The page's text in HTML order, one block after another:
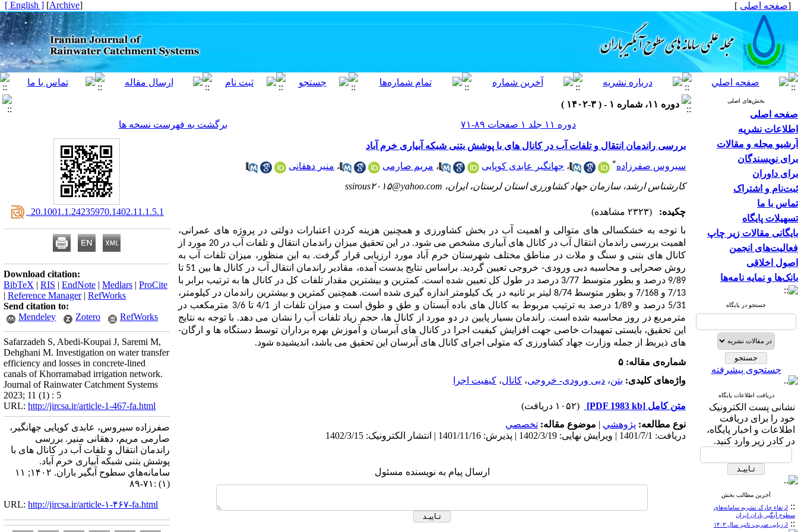
[صفحه اصلی ]
[
Archive
]
[ English ]
بخش‌های اصلی
صفحه اصلی
اطلاعات نشریه
آرشیو مجله و مقالات
برای نویسندگان
برای داوران
ثبت‌نام و اشتراک
تماس با ما
تسهیلات پایگاه
بایگانی مقالات زیر چاپ
فعالیت‌های انجمن
اصول اخلاقی
بانک‌ها و نمایه نامه‌ها
جستجو در پایگاه
جستجوی پیشرفته
دریافت اطلاعات پایگاه
نشانی پست الکترونیک
خود را برای دریافت
اطلاعات و اخبار پایگاه،
در کادر زیر وارد کنید.
آخرین مطالب بخش
:: ارتقاء چارک نشریه سامانه‌های
سطوح آبگیر باران ایران
:: ارزیابی ضریب تاثیر سال ۱۴۰۳
دوره ۱۱، شماره ۱ - ( ۳-۱۴۰۲ )
دوره ۱۱ جلد ۱ صفحات ۸۹-۷۱
برگشت به فهرست نسخه ها
بررسی راندمان انتقال و تلفات آب در کانال های با پوشش بتنی شبکه آبیاری خرم آباد
سیروس صفرزاده* ، جهانگیر عابدی کوپایی ، مریم صارمی ، منیر دهقانی
کارشناس ارشد، سازمان جهاد کشاورزی استان لرستان، ایران، ssirous۲۰۱۵@yahoo.com
چکیده: (۲۳۲۳ مشاهده)
با توجه به خشکسالی ­های متوالی و اهمیت آب در بخش کشاورزی و همچنین هزینه کردن اعتبارات دولتی در پروژه­ های عمرانی،
اهمیت بررسی راندمان انتقال آب در کانال ­های آبیاری مشخص می ­شود. در این تحقیق میزان راندمان انتقال و تلفات آب در 20 مورد از
کانال ­های بتنی و سنگ و ملات در مناطق مختلف شهرستان خرم ­آباد مورد ارزیابی قرار گرفت. به این منظور، میزان تلفات آب به
روش صحرایی و محاسبه دبی ورودی- خروجی تعیین گردید. براساس نتایج بدست آمده، مقادیر راندمان انتقال آب در کانال ­ها بین 51 تا
9/89 درصد و بطور متوسط 3/77 درصد در طول کل تعیین شده است. کمترین و بیشترین مقدار تلفات کل در کانال­ ها به ترتیب برابر با
7/13 و 7/168 و بطور متوسط 8/74 لیتر بر ثانیه در
یک کیلومتر اندازه ­گیری شده است. همچنین کمترین و بیشترین راندمان در کیلومتر،
5/31 درصد و 1/89 درصد به ترتیب مربوط به کانال ­های باده آبستان و طق و طوق است و میزان تلفات از 4/1 تا 3/6 مترمکعب در
مترمربع در روز محاسبه شده است. راندمان بسیار پایین در دو مورد از کانال­ ها، حجم زیاد تلفات آب را نشان می­ دهد. با توجه به نتایج
این تحقیق، بایستی تمهیدات خاصی جهت افزایش کیفیت اجرا در کانال­ های آبرسان و آموزش بهره ­برداران توسط دستگاه ­ها و ارگان­
های ذیربط از جمله وزارت جهاد کشاورزی که متولی اجرای کانال­ های آبرسان این تحقیق می ­باشد، اندیشیده شود.
شماره‌ی مقاله: ۵
واژه‌های کلیدی: بتن، دبی ورودی- خروجی، کانال، کیفیت اجرا
متن کامل [PDF 1983 kb]
(۱۰۵۲ دریافت)
نوع مطالعه: پژوهشي | موضوع مقاله: تخصصي
دریافت: 1401/7/1 | ویرایش نهایی: 1402/3/19 | پذیرش: 1401/11/16 | انتشار الکترونیک: 1402/3/15
ارسال پیام به نویسنده مسئول
‎ 20.1001.1.24235970.1402.11.1.5.1
Download citation:
BibTeX | RIS | EndNote | Medlars | ProCite
| Reference Manager| RefWorks
Send citation to:
Mendeley
Zotero RefWorks
Safarzadeh S, Abedi-Koupai J, Saremi M,
Dehghani M. Investigation on water transfer
efficiency and losses in concrete-lined
canals of Khorramabad irrigation network.
Journal of Rainwater Catchment Systems
2023; 11 (1) : 5
URL: http://jircsa.ir/article-1-467-fa.html
صفرزاده سیروس، عابدی کوپایی جهانگیر،
صارمی مریم، دهقانی منیر. بررسی
راندمان انتقال و تلفات آب در کانال های با
پوشش بتنی شبکه آبیاری خرم آباد.
سامانه‌هاي سطوح آبگير باران. ۱۴۰۲; ۱۱
(۱) :۷۱-۸۹
URL: http://jircsa.ir/article-۱-۴۶۷-fa.html